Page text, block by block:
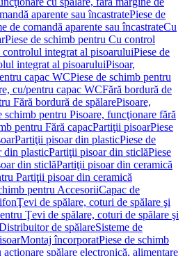
aparente sau încastratePiese de
de comandă aparente sau încastrateCu
Piese de schimb pentru Cu control
controlul integrat al pisoaruluiPiese de
integrat al pisoaruluiPisoar,
capac WCPiese de schimb pentru
cu/pentru capac WCFără bordură de
Fără bordură de spălarePisoare,
schimb pentru Pisoare, funcţionare fără
pentru Fără capacPartiţii pisoarPiese
Partiţii pisoar din plasticPiese de
din plasticPartiţii pisoar din sticlăPiese
din sticlăPartiţii pisoar din ceramică
Partiţii pisoar din ceramică
pentru AccesoriiCapac de
Ţevi de spălare, coturi de spălare şi
Ţevi de spălare, coturi de spălare şi
de spălareSisteme de
Montaj încorporatPiese de schimb
acţionare spălare electronică, alimentare